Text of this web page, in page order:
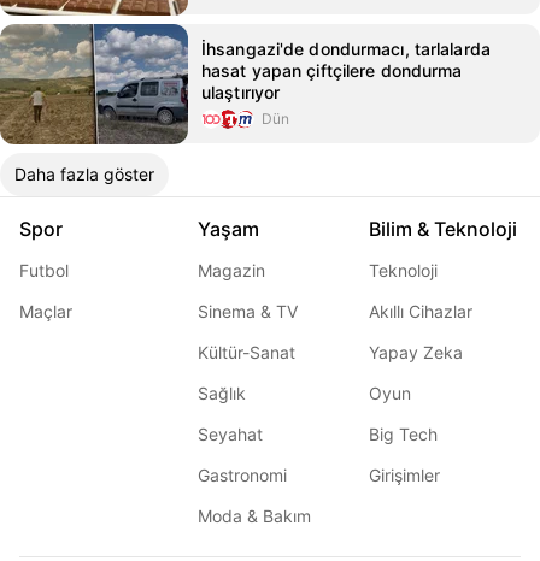
İhsangazi'de dondurmacı, tarlalarda
hasat yapan çiftçilere dondurma
ulaştırıyor
Dün
Daha fazla göster
Spor
Futbol
Maçlar
Yaşam
Magazin
Sinema & TV
Kültür-Sanat
Sağlık
Seyahat
Gastronomi
Moda & Bakım
Bilim & Teknoloji
Teknoloji
Akıllı Cihazlar
Yapay Zeka
Oyun
Big Tech
Girişimler